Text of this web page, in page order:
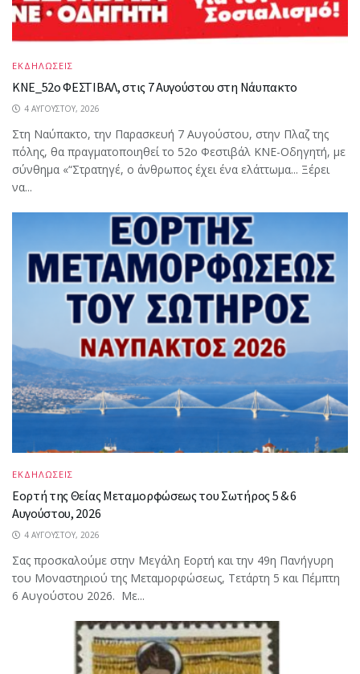
ΕΚΔΗΛΩΣΕΙΣ
ΚΝΕ_52ο ΦΕΣΤΙΒΑΛ, στις 7 Αυγούστου στη Νάυπακτο
4 ΑΥΓΟΎΣΤΟΥ, 2026
Στη Ναύπακτο, την Παρασκευή 7 Αυγούστου, στην Πλαζ της
πόλης, θα πραγματοποιηθεί το 52ο Φεστιβάλ ΚΝΕ-Οδηγητή, με
σύνθημα «“Στρατηγέ, ο άνθρωπος έχει ένα ελάττωμα... Ξέρει
να...
ΕΚΔΗΛΩΣΕΙΣ
Εορτή της Θείας Μεταμορφώσεως του Σωτήρος 5 & 6
Αυγούστου, 2026
4 ΑΥΓΟΎΣΤΟΥ, 2026
Σας προσκαλούμε στην Μεγάλη Εορτή και την 49η Πανήγυρη
του Μοναστηριού της Μεταμορφώσεως, Τετάρτη 5 και Πέμπτη
6 Αυγούστου 2026. Με...